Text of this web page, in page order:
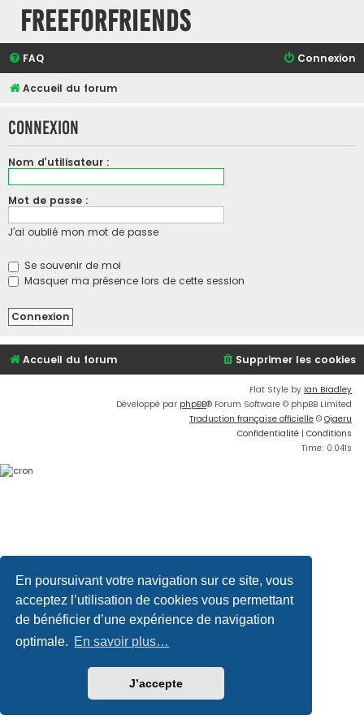
En poursuivant votre navigation sur ce site, vous
acceptez l’utilisation de cookies vous permettant
de bénéficier d’une expérience de navigation
optimale. En savoir plus…
J’accepte
FreeForFriends
FAQ Connexion
Accueil du forum
Connexion
Nom d’utilisateur :
Mot de passe :
J’ai oublié mon mot de passe
Se souvenir de moi
Masquer ma présence lors de cette session
Accueil du forum Supprimer les cookies
Flat Style by Ian Bradley
Développé par phpBB® Forum Software © phpBB Limited
Traduction française officielle © Qiaeru
Confidentialité | Conditions
Time: 0.041s